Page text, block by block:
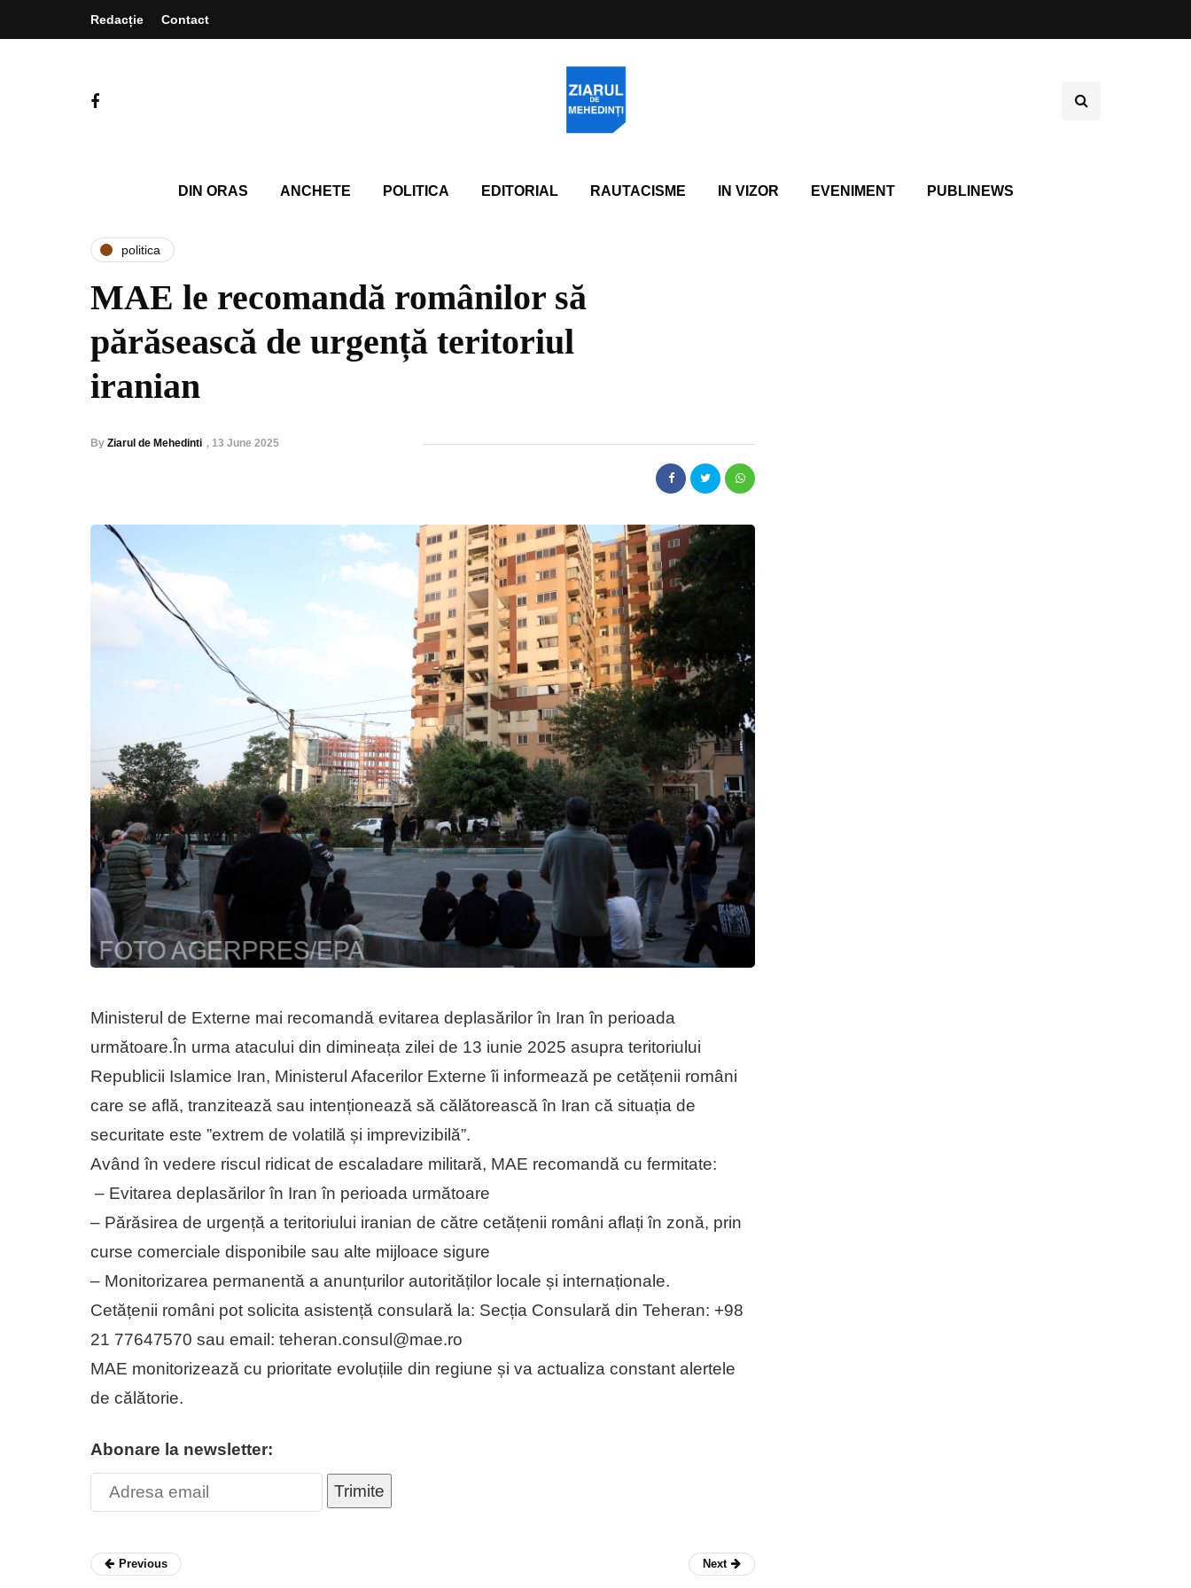
Redacție Contact
DIN ORAS ANCHETE POLITICA EDITORIAL RAUTACISME IN VIZOR EVENIMENT PUBLINEWS
politica
MAE le recomandă românilor să
părăsească de urgență teritoriul
iranian
By Ziarul de Mehedinti , 13 June 2025
Ministerul de Externe mai recomandă evitarea deplasărilor în Iran în perioada
următoare.În urma atacului din dimineața zilei de 13 iunie 2025 asupra teritoriului
Republicii Islamice Iran, Ministerul Afacerilor Externe îi informează pe cetățenii români
care se află, tranzitează sau intenționează să călătorească în Iran că situația de
securitate este ”extrem de volatilă și imprevizibilă”.
Având în vedere riscul ridicat de escaladare militară, MAE recomandă cu fermitate:
– Evitarea deplasărilor în Iran în perioada următoare
– Părăsirea de urgență a teritoriului iranian de către cetățenii români aflați în zonă, prin
curse comerciale disponibile sau alte mijloace sigure
– Monitorizarea permanentă a anunțurilor autorităților locale și internaționale.
Cetățenii români pot solicita asistență consulară la: Secția Consulară din Teheran: +98
21 77647570 sau email: teheran.consul@mae.ro
MAE monitorizează cu prioritate evoluțiile din regiune și va actualiza constant alertele
de călătorie.
Abonare la newsletter:
Trimite
Previous Next